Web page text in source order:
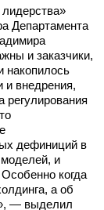
лидерства»
Департамента
и заказчики,
накопилось
и внедрения,
дефиниций в
и
когда
а об
— выделил